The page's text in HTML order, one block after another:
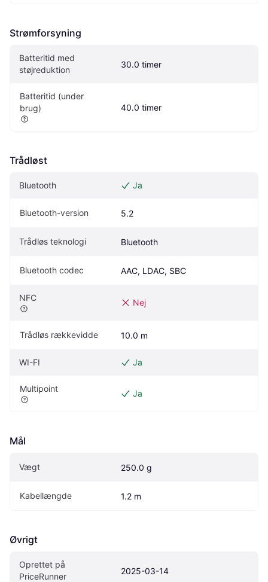
Strømforsyning
Batteritid med
støjreduktion
30.0 timer
Batteritid (under
brug)
40.0 timer
Trådløst
Bluetooth Ja
Bluetooth-version 5.2
Trådløs teknologi Bluetooth
Bluetooth codec AAC, LDAC, SBC
NFC Nej
Trådløs rækkevidde 10.0 m
WI-FI Ja
Multipoint Ja
Mål
Vægt 250.0 g
Kabellængde 1.2 m
Øvrigt
Oprettet på
PriceRunner
2025-03-14